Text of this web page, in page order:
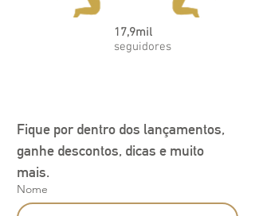
perfeita de estilo e conforto para as
meninas que adoram se destacar.
17,9mil
seguidores
Fique por dentro dos lançamentos,
ganhe descontos, dicas e muito
mais.
Nome